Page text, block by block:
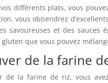
différents plats, vous
vous obtiendrez
savoureuses et des
gluten que vous pouvez
de la farine
de la farine de riz, vous